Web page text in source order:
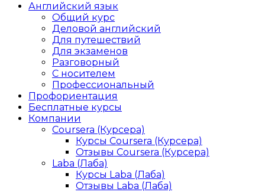
Английский язык
Общий курс
Деловой английский
Для путешествий
Для экзаменов
Разговорный
С носителем
Профессиональный
Профориентация
Бесплатные курсы
Компании
Coursera (Курсера)
Курсы Coursera (Курсера)
Отзывы Coursera (Курсера)
Laba (Лаба)
Курсы Laba (Лаба)
Отзывы Laba (Лаба)